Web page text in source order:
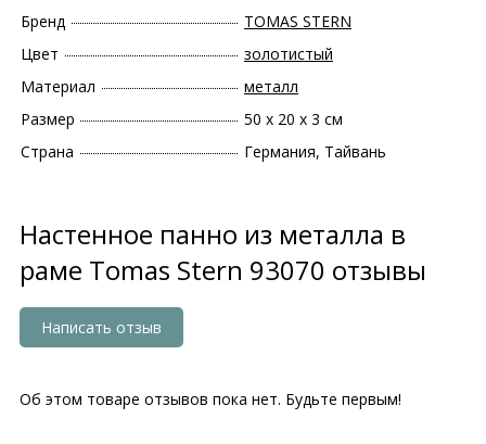
Бренд
TOMAS STERN
Цвет
золотистый
Материал
металл
Размер
50 х 20 х 3 см
Страна
Германия, Тайвань
Настенное панно из металла в
раме Tomas Stern 93070 отзывы
Написать отзыв
Об этом товаре отзывов пока нет. Будьте первым!